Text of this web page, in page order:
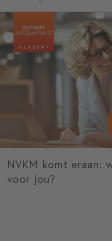
NVKM komt eraan:
voor jou?